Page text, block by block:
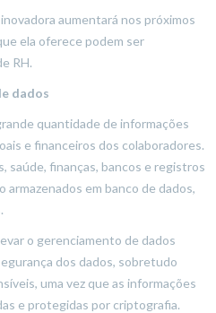
aumentará nos próximos
ela oferece podem ser
RH.
dados
quantidade de informações
e financeiros dos colaboradores.
saúde, finanças, bancos e registros
em banco de dados,
o gerenciamento de dados
dos dados, sobretudo
uma vez que as informações
e protegidas por criptografia.